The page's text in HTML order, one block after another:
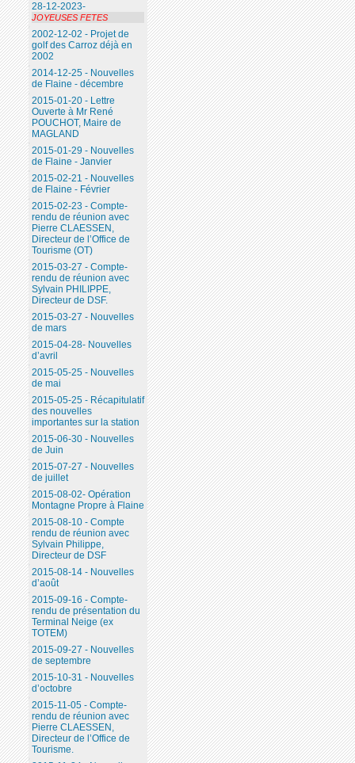
28-12-2023-
JOYEUSES FETES
2002-12-02 - Projet de
golf des Carroz déjà en
2002
2014-12-25 - Nouvelles
de Flaine - décembre
2015-01-20 - Lettre
Ouverte à Mr René
POUCHOT, Maire de
MAGLAND
2015-01-29 - Nouvelles
de Flaine - Janvier
2015-02-21 - Nouvelles
de Flaine - Février
2015-02-23 - Compte-
rendu de réunion avec
Pierre CLAESSEN,
Directeur de l’Office de
Tourisme (OT)
2015-03-27 - Compte-
rendu de réunion avec
Sylvain PHILIPPE,
Directeur de DSF.
2015-03-27 - Nouvelles
de mars
2015-04-28- Nouvelles
d’avril
2015-05-25 - Nouvelles
de mai
2015-05-25 - Récapitulatif
des nouvelles
importantes sur la station
2015-06-30 - Nouvelles
de Juin
2015-07-27 - Nouvelles
de juillet
2015-08-02- Opération
Montagne Propre à Flaine
2015-08-10 - Compte
rendu de réunion avec
Sylvain Philippe,
Directeur de DSF
2015-08-14 - Nouvelles
d’août
2015-09-16 - Compte-
rendu de présentation du
Terminal Neige (ex
TOTEM)
2015-09-27 - Nouvelles
de septembre
2015-10-31 - Nouvelles
d’octobre
2015-11-05 - Compte-
rendu de réunion avec
Pierre CLAESSEN,
Directeur de l’Office de
Tourisme.